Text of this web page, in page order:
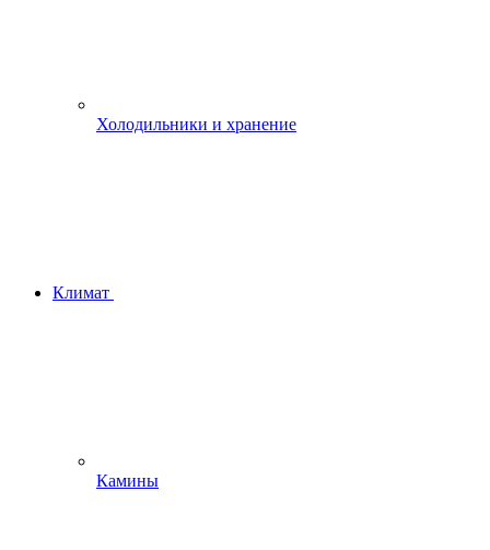
Холодильники и хранение
Климат
Камины